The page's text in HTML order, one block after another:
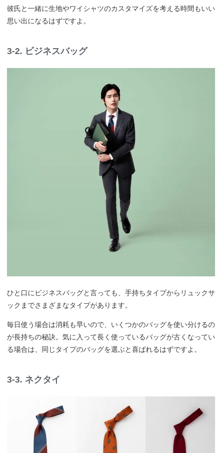
彼氏と一緒に生地やワイシャツのカスタマイズを考える時間もいい
思い出になるはずですよ。
3-2. ビジネスバッグ
ひと口にビジネスバッグと言っても、手持ちタイプからリュックサ
ックまでさまざまなタイプがあります。
毎日使う場合は消耗も早いので、いくつかのバッグを使い分けるの
が長持ちの秘訣。気に入って長く使っているバッグが古くなってい
る場合は、同じタイプのバッグを選ぶと喜ばれるはずですよ。
3-3. ネクタイ